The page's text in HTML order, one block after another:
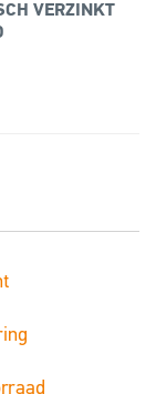
VERZINKT